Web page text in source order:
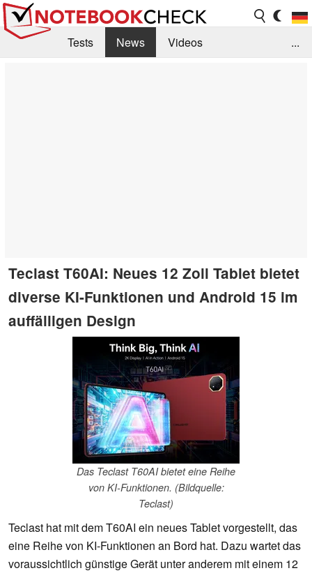
Tests News
Videos
...
Teclast T60AI: Neues 12 Zoll Tablet bietet
diverse KI-Funktionen und Android 15 im
auffälligen Design
Das Teclast T60AI bietet eine Reihe
von KI-Funktionen. (Bildquelle:
Teclast)
Teclast hat mit dem T60AI ein neues Tablet vorgestellt, das
eine Reihe von KI-Funktionen an Bord hat. Dazu wartet das
voraussichtlich günstige Gerät unter anderem mit einem 12